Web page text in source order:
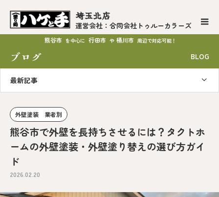
埼玉北店
運営会社：合同会社トゥルーカラーズ
熊谷市 を中心に 行田市 や 桶川市 周辺で対応可能！
ブログ BLOG
最新記事
外壁塗装 業者別
熊谷市で外壁を長持ちさせるには？タクトホ
ームの外壁塗装・外壁塗り替えの選び方ガイ
ド
2026.02.20